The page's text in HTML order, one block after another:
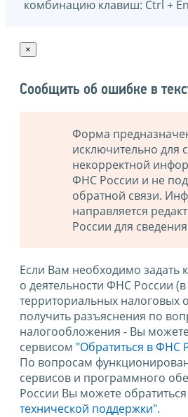
комбинацию клавиш: Ctrl +
×
Сообщить об ошибке в
Форма
исключительно для
некорректной
ФНС России и не
обратной связи.
направляется
России для
Если Вам необходимо задать
о деятельности ФНС России
территориальных налоговых
получить разъяснения по
налогообложения - Вы
сервисом "Обратиться в ФНС
По вопросам
сервисов и программного
России Вы можете
технической поддержки".